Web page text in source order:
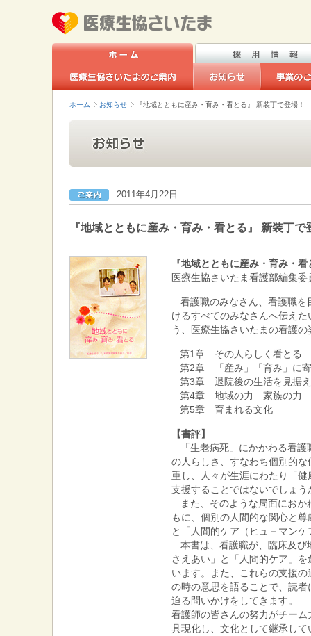
ホーム お知らせ 『地域とともに産み・育み・看とる』 新装丁で登場！
2011年4月22日
『地域とともに産み・育み・看とる』 新装丁で
『地域とともに産み・育み・看
医療生協さいたま看護部編集委
看護職のみなさん、看護職
けるすべてのみなさんへ伝え
う、医療生協さいたまの看護
第1章 その人らしく看とる
第2章 「産み」「育み」に
第3章 退院後の生活を見据
第4章 地域の力 家族の力
第5章 育まれる文化
【書評】
「生老病死」にかかわる看
の人らしさ、すなわち個別的
重し、人々が生涯にわたり「
支援することではないでしょう
また、そのような局面にお
もに、個別の人間的な関心と
と「人間的ケア（ヒュ－マン
本書は、看護職が、臨床及
さえあい」と「人間的ケア」
います。また、これらの支援
の時の意思を語ることで、読
迫る問いかけをしてきます。
看護師の皆さんの努力がチー
具現化し、文化として継承し